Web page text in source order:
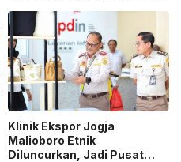
Klinik Ekspor Jogja
Malioboro Etnik
Diluncurkan, Jadi Pusat